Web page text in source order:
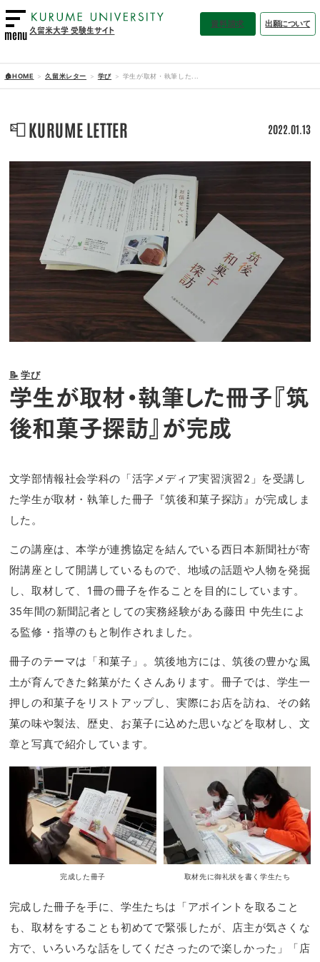
menu 久留米大学 受験生サイト
資料請求 出願について
🏠HOME 久留米レター 学び 学生が取材・執筆した...
📮KURUME LETTER 2022.01.13
📝 学び
学生が取材・執筆した冊子『筑
後和菓子探訪』が完成
文学部情報社会学科の「活字メディア実習演習2」を受講し
た学生が取材・執筆した冊子『筑後和菓子探訪』が完成しま
した。
この講座は、本学が連携協定を結んでいる西日本新聞社が寄
附講座として開講 しているもので、地域の話題や人物を発掘
し、取材して、1冊の冊子を作ることを目的にしています。
35年間の新聞記者としての実務経験がある藤田 中先生によ
る監修・指導のもと制作されました。
冊子のテーマは「和菓子」。筑後地方には、筑後の豊かな風
土が育んできた銘菓がたくさんあります。冊子では、学生一
押しの和菓子をリストアップし、実際にお店を訪ね、その銘
菓の味や製法、歴史、お菓子に込めた思いなどを取材し、文
章と写真で紹介しています。
完成した冊子 取材先に御礼状を書く学生たち
完成した冊子を手に、学生たちは「アポイントを取ること
も、取材をすることも初めてで緊張したが、店主が気さくな
方で、いろいろな話をしてくださったので楽しかった」「店